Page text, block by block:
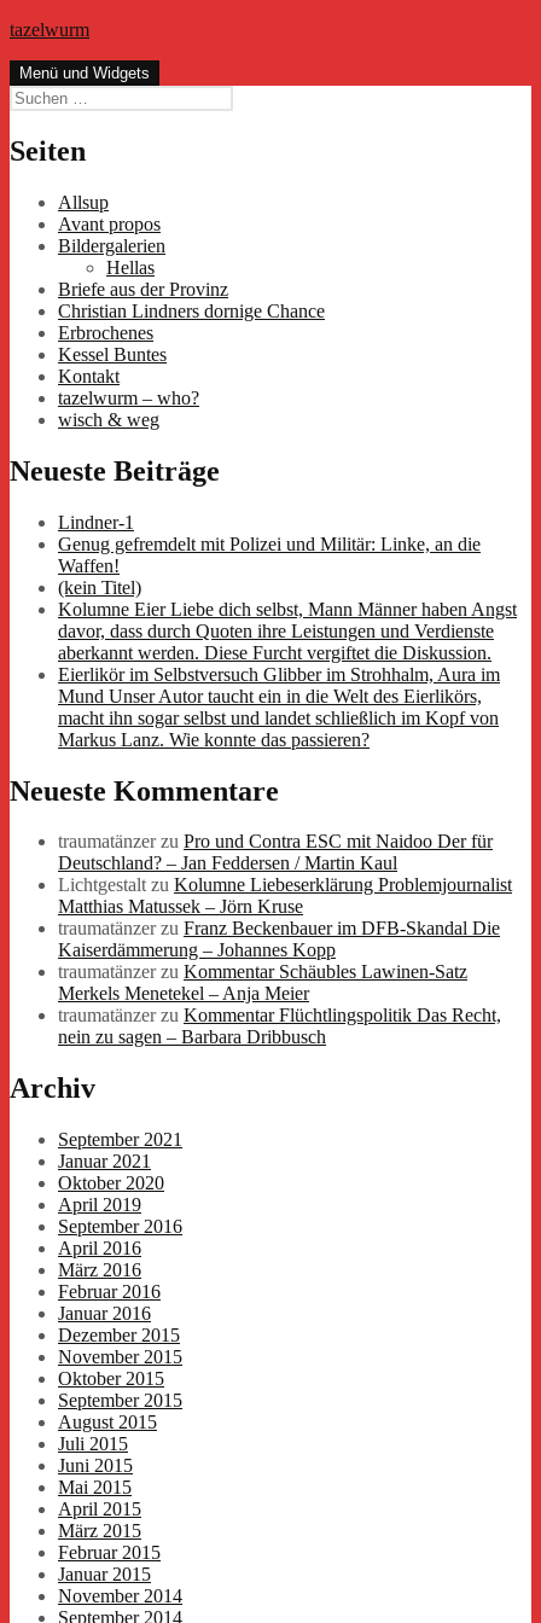
Zum
springen
tazelwurm
Menü und Widgets
Suchen
nach:
Seiten
Allsup
Avant propos
Bildergalerien
Hellas
Briefe aus der Provinz
Christian Lindners dornige Chance
Erbrochenes
Kessel Buntes
Kontakt
tazelwurm – who?
wisch & weg
Neueste Beiträge
Lindner-1
Genug gefremdelt mit Polizei und Militär: Linke, an die
Waffen!
(kein Titel)
Kolumne Eier Liebe dich selbst, Mann Männer haben Angst
davor, dass durch Quoten ihre Leistungen und Verdienste
aberkannt werden. Diese Furcht vergiftet die Diskussion.
Eierlikör im Selbstversuch Glibber im Strohhalm, Aura im
Mund Unser Autor taucht ein in die Welt des Eierlikörs,
macht ihn sogar selbst und landet schließlich im Kopf von
Markus Lanz. Wie konnte das passieren?
Neueste Kommentare
traumatänzerzu Pro und Contra ESC mit Naidoo Der für
Deutschland? – Jan Feddersen / Martin Kaul
Lichtgestaltzu Kolumne Liebeserklärung Problemjournalist
Matthias Matussek – Jörn Kruse
traumatänzerzu Franz Beckenbauer im DFB-Skandal Die
Kaiserdämmerung – Johannes Kopp
traumatänzerzu Kommentar Schäubles Lawinen-Satz
Merkels Menetekel – Anja Meier
traumatänzerzu Kommentar Flüchtlingspolitik Das Recht,
nein zu sagen – Barbara Dribbusch
Archiv
September 2021
Januar 2021
Oktober 2020
April 2019
September 2016
April 2016
März 2016
Februar 2016
Januar 2016
Dezember 2015
November 2015
Oktober 2015
September 2015
August 2015
Juli 2015
Juni 2015
Mai 2015
April 2015
März 2015
Februar 2015
Januar 2015
November 2014
September 2014